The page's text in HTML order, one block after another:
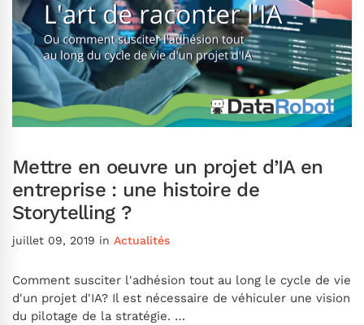
Mettre en oeuvre un projet d’IA en
entreprise : une histoire de
Storytelling ?
juillet 09, 2019 in Actualités
Comment susciter l'adhésion tout au long le cycle de vie
d'un projet d'IA? Il est nécessaire de véhiculer une vision
du pilotage de la stratégie. …